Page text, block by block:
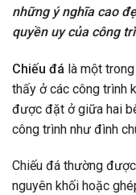
những ý nghĩa cao
quyền uy của công
Chiếu đá là một
thấy ở các công trình
được đặt ở giữa hai
công trình như đình
Chiếu đá thường
nguyên khối hoặc